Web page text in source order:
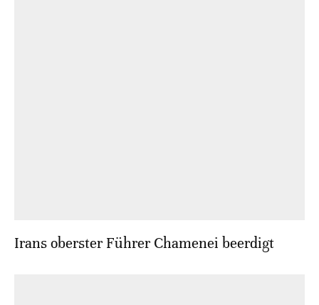
Irans oberster Führer Chamenei beerdigt